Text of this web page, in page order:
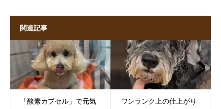
関連記事
「酸素カプセル」で元気
ワンランク上の仕上がり